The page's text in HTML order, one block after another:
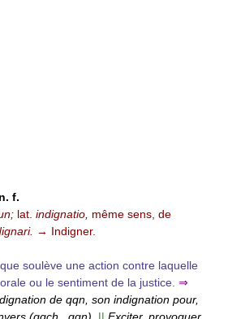
n. f.
lat. indignatio, même sens, de
→ Indigner.
soulève une action contre laquelle
ou le sentiment de la justice. ⇒
de qqn, son indignation pour,